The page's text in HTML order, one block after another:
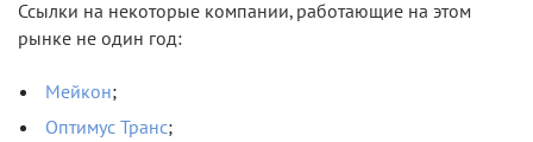
Ссылки на некоторые компании, работающие на этом
рынке не один год:
Мейкон;
Оптимус Транс;